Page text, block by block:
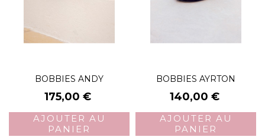
BOBBIES ANDY
Prix
175,00 €
AJOUTER AU
PANIER
BOBBIES AYRTON
Prix
140,00 €
AJOUTER AU
PANIER